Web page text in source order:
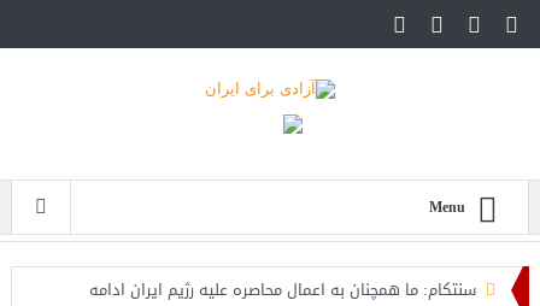
Menu
سنتکام: ما همچنان به اعمال محاصره علیه رژیم ایران ادامه